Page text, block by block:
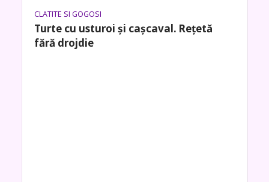
CLATITE SI GOGOSI
Turte cu usturoi și cașcaval. Rețetă
fără drojdie